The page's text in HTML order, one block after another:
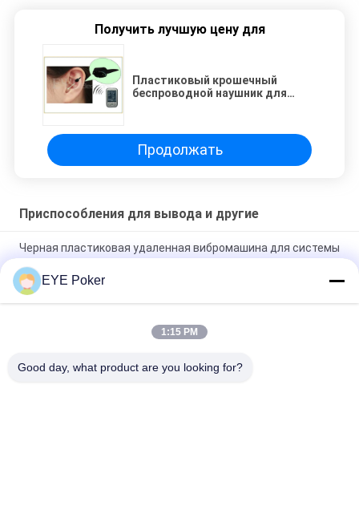
Получить лучшую цену для
Пластиковый крошечный
беспроводной наушник для
Продолжать
Приспособления для вывода и другие
Черная пластиковая удаленная вибромашина для системы
анализатора покера
Наушник пластмассы одного до одного беспроводной для
системы анализатора покера в обжуливать азартных игр
Конвертер покера САМСУНГ г С5 на обменивать одну карту
EYE Poker
1:15 PM
Good day, what product are you looking for?